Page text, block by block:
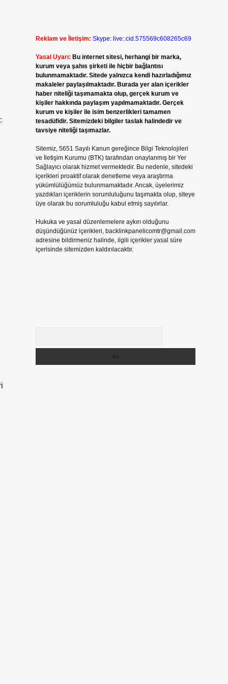
Reklam ve İletişim: Skype: live:.cid.575569c608265c69
Yasal Uyarı: Bu internet sitesi, herhangi bir marka,
kurum veya şahıs şirketi ile hiçbir bağlantısı
bulunmamaktadır. Sitede yalnızca kendi hazırladığımız
makaleler paylaşılmaktadır. Burada yer alan içerikler
haber niteliği taşımamakta olup, gerçek kurum ve
kişiler hakkında paylaşım yapılmamaktadır. Gerçek
kurum ve kişiler ile isim benzerlikleri tamamen
tesadüfidir. Sitemizdeki bilgiler taslak halindedir ve
tavsiye niteliği taşımazlar.
Sitemiz, 5651 Sayılı Kanun gereğince Bilgi Teknolojileri
ve İletişim Kurumu (BTK) tarafından onaylanmış bir Yer
Sağlayıcı olarak hizmet vermektedir. Bu nedenle, sitedeki
içerikleri proaktif olarak denetleme veya araştırma
yükümlülüğümüz bulunmamaktadır. Ancak, üyelerimiz
yazdıkları içeriklerin sorumluluğunu taşımakta olup, siteye
üye olarak bu sorumluluğu kabul etmiş sayılırlar.
Hukuka ve yasal düzenlemelere aykırı olduğunu
düşündüğünüz içerikleri, backlinkpanelicomtr@gmail.com
adresine bildirmeniz halinde, ilgili içerikler yasal süre
içerisinde sitemizden kaldırılacaktır.